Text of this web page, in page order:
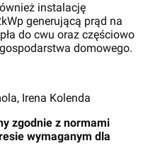
instalację
generującą prąd na
do cwu oraz częściowo
domowego.
Irena Kolenda
zgodnie z normami
wymaganym dla